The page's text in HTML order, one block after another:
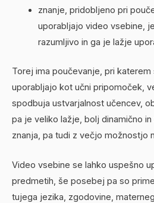
znanje, pridobljeno pri
uporabljajo video vsebine,
razumljivo in ga je lažje
Torej ima poučevanje, pri
uporabljajo kot učni pripomoček,
spodbuja ustvarjalnost učencev,
pa je veliko lažje, bolj dinamično
znanja, pa tudi z večjo možnostjo
Video vsebine se lahko uspešno
predmetih, še posebej pa so
tujega jezika, zgodovine,